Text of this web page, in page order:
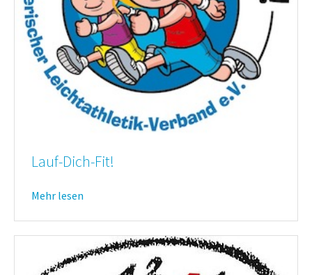
Lauf-Dich-Fit!
Mehr lesen